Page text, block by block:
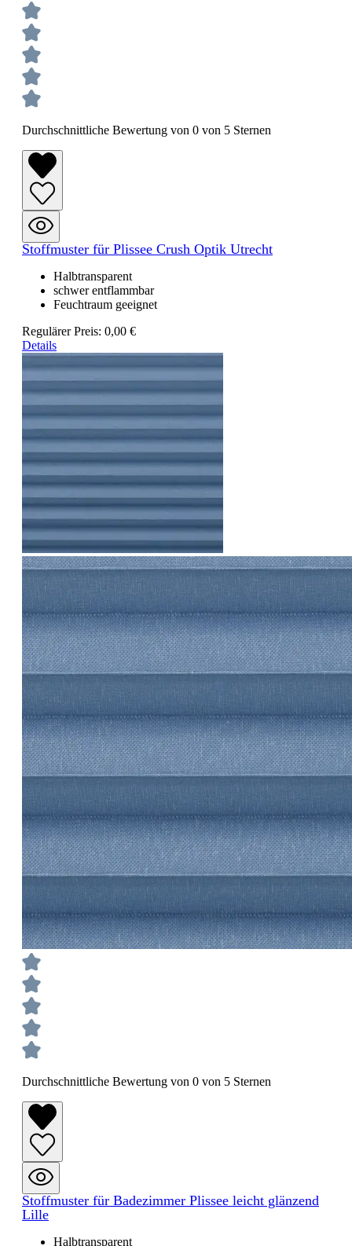
Durchschnittliche Bewertung von 0 von 5 Sternen
Stoffmuster für Plissee Crush Optik Utrecht
Halbtransparent
schwer entflammbar
Feuchtraum geeignet
Regulärer Preis: 0,00 €
Details
Durchschnittliche Bewertung von 0 von 5 Sternen
Stoffmuster für Badezimmer Plissee leicht glänzend
Lille
Halbtransparent